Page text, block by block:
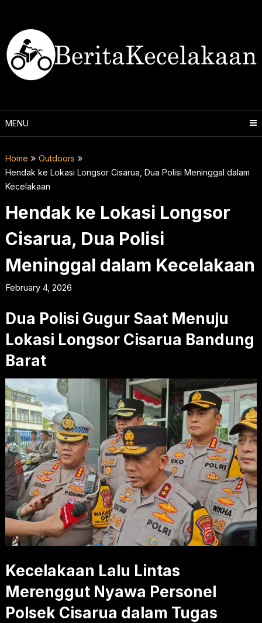
content
MENU
Home
Outdoors
Hendak ke Lokasi Longsor Cisarua, Dua Polisi Meninggal dalam
Kecelakaan
Hendak ke Lokasi Longsor
Cisarua, Dua Polisi
Meninggal dalam Kecelakaan
February 4, 2026
Dua Polisi Gugur Saat Menuju
Lokasi Longsor Cisarua Bandung
Barat
Kecelakaan Lalu Lintas
Merenggut Nyawa Personel
Polsek Cisarua dalam Tugas